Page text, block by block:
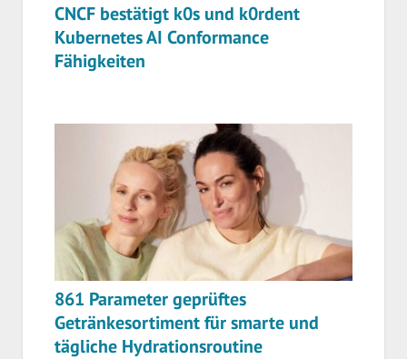
CNCF bestätigt k0s und k0rdent
Kubernetes AI Conformance
Fähigkeiten
861 Parameter geprüftes
Getränkesortiment für smarte und
tägliche Hydrationsroutine